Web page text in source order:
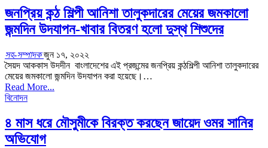
জনপ্রিয় কন্ঠ শিল্পী আনিশা তালুকদারের মেয়ের জমকালো
জন্মদিন উদযাপন-খাবার বিতরণ হলো দুস্থ শিশুদের
সহ-সম্পাদকজুন ১৭, ২০২২
সৈয়দ আককাস উদদীন বাংলাদেশের এই প্রজন্মের জনপ্রিয় কন্ঠশিল্পী আনিশা তালুকদারের
মেয়ের জমকালো জন্মদিন উদযাপন করা হয়েছে।…
Read More...
বিনোদন
৪ মাস ধরে মৌসুমীকে বিরক্ত করছেন জায়েদ ওমর সানির
অভিযোগ